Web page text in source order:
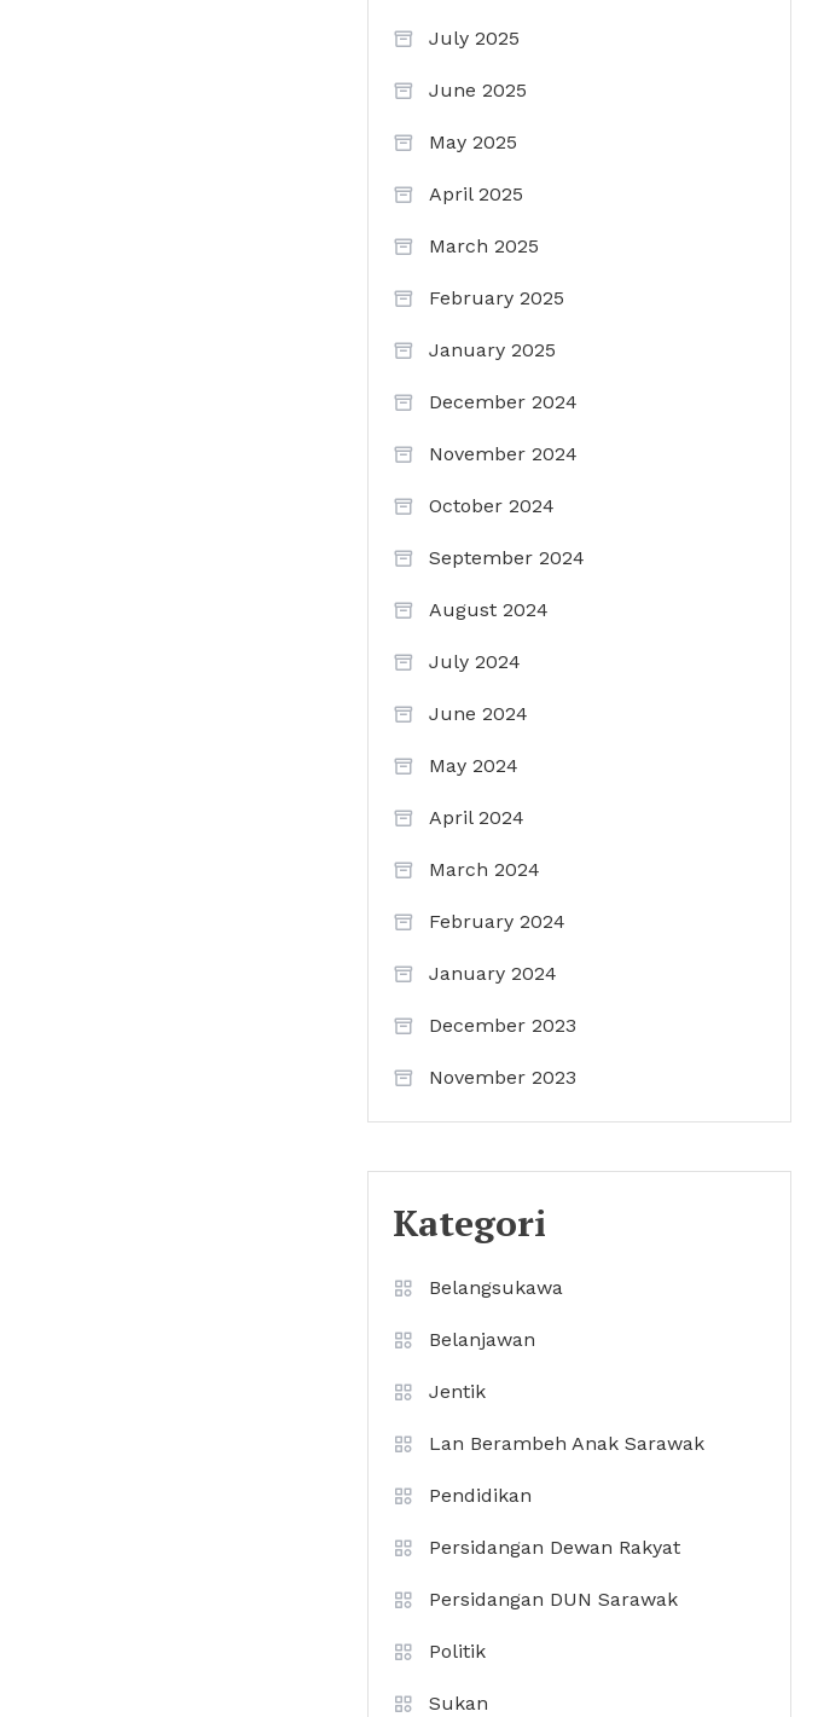
July 2025
June 2025
May 2025
April 2025
March 2025
February 2025
January 2025
December 2024
November 2024
October 2024
September 2024
August 2024
July 2024
June 2024
May 2024
April 2024
March 2024
February 2024
January 2024
December 2023
November 2023
Kategori
Belangsukawa
Belanjawan
Jentik
Lan Berambeh Anak Sarawak
Pendidikan
Persidangan Dewan Rakyat
Persidangan DUN Sarawak
Politik
Sukan